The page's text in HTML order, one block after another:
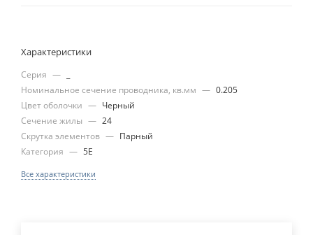
Характеристики
Серия —
Номинальное сечение проводника, кв.мм — 0.205
Цвет оболочки — Черный
Сечение жилы — 24
Скрутка элементов — Парный
Категория — 5E
Все характеристики